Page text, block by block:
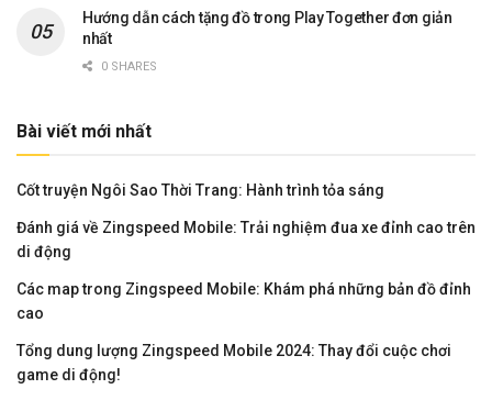
Hướng dẫn cách tặng đồ trong Play Together đơn giản
nhất
0 SHARES
Bài viết mới nhất
Cốt truyện Ngôi Sao Thời Trang: Hành trình tỏa sáng
Đánh giá về Zingspeed Mobile: Trải nghiệm đua xe đỉnh cao trên
di động
Các map trong Zingspeed Mobile: Khám phá những bản đồ đỉnh
cao
Tổng dung lượng Zingspeed Mobile 2024: Thay đổi cuộc chơi
game di động!